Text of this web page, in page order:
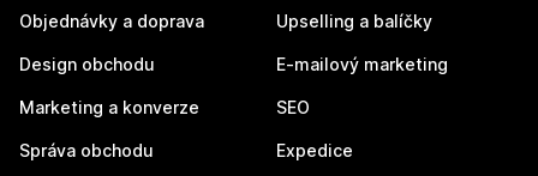
Objednávky a doprava
Design obchodu
Marketing a konverze
Správa obchodu
Upselling a balíčky
E-mailový marketing
SEO
Expedice